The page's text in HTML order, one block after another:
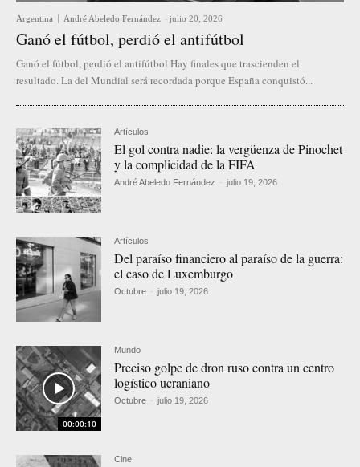
Argentina André Abeledo Fernández - julio 20, 2026
Ganó el fútbol, perdió el antifútbol
Ganó el fútbol, perdió el antifútbol Hay finales que trascienden el
resultado. La del Mundial será recordada porque España conquistó...
Artículos
El gol contra nadie: la vergüenza de Pinochet
y la complicidad de la FIFA
André Abeledo Fernández - julio 19, 2026
Artículos
Del paraíso financiero al paraíso de la guerra:
el caso de Luxemburgo
Octubre - julio 19, 2026
00:00:10
Mundo
Preciso golpe de dron ruso contra un centro
logístico ucraniano
Octubre - julio 19, 2026
Cine